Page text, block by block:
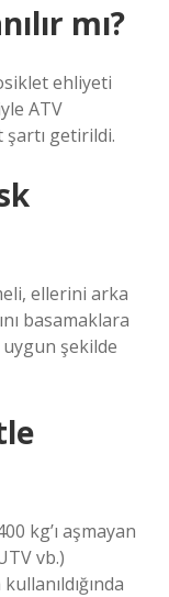
mı?
ehliyeti
ATV
şartı getirildi.
ellerini arka
basamaklara
uygun şekilde
kg’ı aşmayan
vb.)